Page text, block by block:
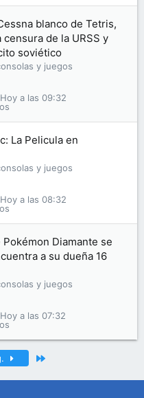
blanco de Tetris,
de la URSS y
soviético
y juegos
Hoy a las 09:32
La Pelicula en
y juegos
Hoy a las 08:32
Diamante se
a su dueña 16
y juegos
Hoy a las 07:32